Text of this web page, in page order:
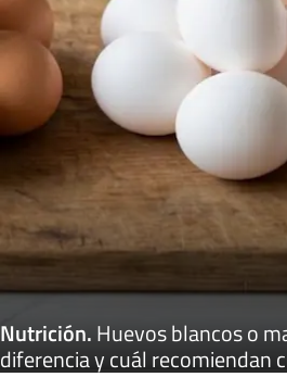
Nutrición.Huevos blancos o
diferencia y cuál recomiendan